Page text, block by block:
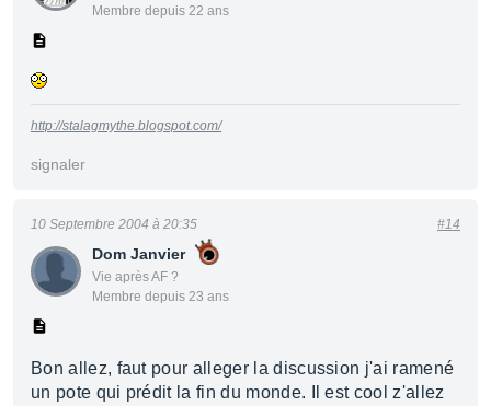
Membre depuis 22 ans
http://stalagmythe.blogspot.com/
signaler
Dom Janvier
Vie après AF ?
Membre depuis 23 ans
10 Septembre 2004 à 20:35 #14
Bon allez, faut pour alleger la discussion j'ai ramené
un pote qui prédit la fin du monde. Il est cool z'allez